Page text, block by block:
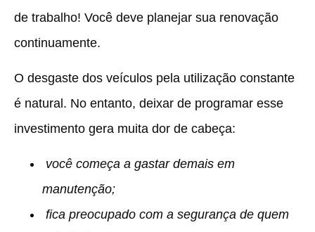
de trabalho! Você deve planejar sua renovação
continuamente.
O desgaste dos veículos pela utilização constante
é natural. No entanto, deixar de programar esse
investimento gera muita dor de cabeça:
você começa a gastar demais em
manutenção;
fica preocupado com a segurança de quem